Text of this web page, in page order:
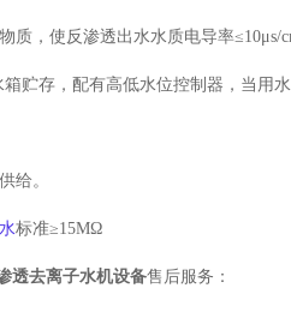
质，使反渗透出水水质电导率≤10μs/
箱贮存，配有高低水位控制器，当用
给。
标准≥15MΩ
透去离子水机设备售后服务：